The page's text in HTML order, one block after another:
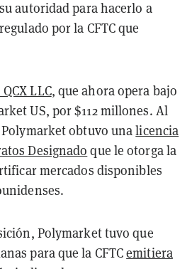
autoridad para hacerlo a
por la CFTC que
LLC, que ahora opera bajo
US, por $112 millones. Al
obtuvo unalicencia
Designado que le otorga la
mercados disponibles
Polymarket tuvo que
para que la CFTCemitiera